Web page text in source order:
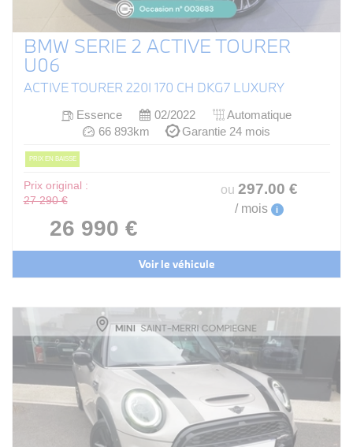
BMW SERIE 2 ACTIVE TOURER
U06
ACTIVE TOURER 220I 170 CH DKG7 LUXURY
Essence 02/2022
Automatique
66 893km
Garantie 24 mois
PRIX EN BAISSE
Prix original :
27 290 €
26 990 €
ou 297.00 €
/ mois i
Voir le véhicule